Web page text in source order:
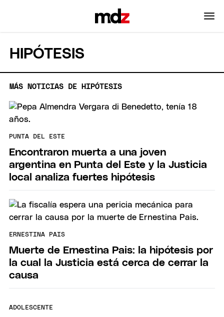
HIPÓTESIS
MÁS NOTICIAS DE HIPÓTESIS
PUNTA DEL ESTE
Encontraron muerta a una joven
argentina en Punta del Este y la Justicia
local analiza fuertes hipótesis
ERNESTINA PAIS
Muerte de Ernestina Pais: la hipótesis por
la cual la Justicia está cerca de cerrar la
causa
ADOLESCENTE